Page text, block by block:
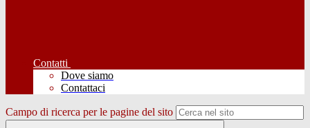
Contatti
Dove siamo
Contattaci
Campo di ricerca per le pagine del sito